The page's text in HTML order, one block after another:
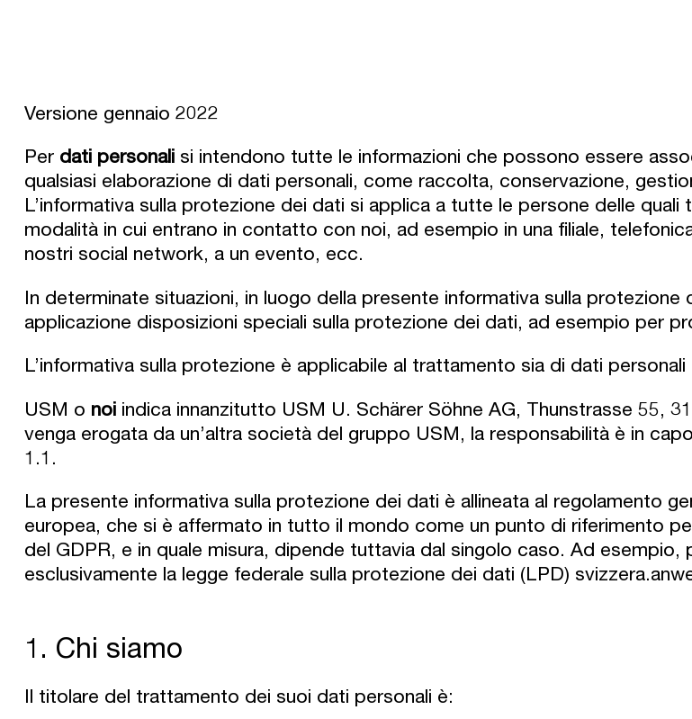
Versione gennaio 2022
Per dati personali si intendono tutte le informazioni che possono essere
qualsiasi elaborazione di dati personali, come raccolta, conservazione,
L’informativa sulla protezione dei dati si applica a tutte le persone delle
modalità in cui entrano in contatto con noi, ad esempio in una filiale,
nostri social network, a un evento, ecc.
In determinate situazioni, in luogo della presente informativa sulla
applicazione disposizioni speciali sulla protezione dei dati, ad esempio per
L’informativa sulla protezione è applicabile al trattamento sia di dati
USM o noi indica innanzitutto USM U. Schärer Söhne AG, Thunstrasse 55,
venga erogata da un’altra società del gruppo USM, la responsabilità è in
1.1.
La presente informativa sulla protezione dei dati è allineata al regolamento
europea, che si è affermato in tutto il mondo come un punto di riferimento
del GDPR, e in quale misura, dipende tuttavia dal singolo caso. Ad
esclusivamente la legge federale sulla protezione dei dati (LPD)
1. Chi siamo
Il titolare del trattamento dei suoi dati personali è: